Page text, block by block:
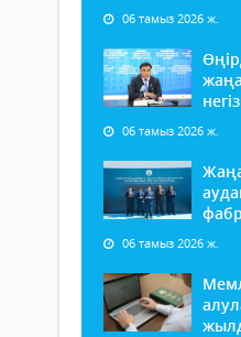
06 тамыз 2026 ж.
06 тамыз 2026 ж.
06 тамыз 2026 ж.